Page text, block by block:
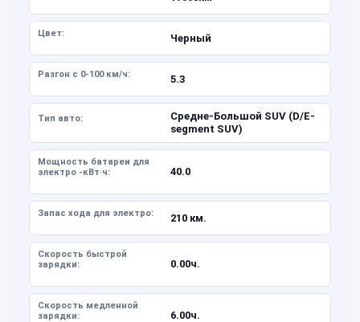
Цвет: Черный
Разгон с 0-100 км/ч: 5.3
Тип авто:
Средне-Большой SUV (D/E-
segment SUV)
Мощность батареи для
электро -кВт·ч:
40.0
Запас хода для электро: 210 км.
Скорость быстрой
зарядки:
0.00ч.
Скорость медленной
зарядки:
6.00ч.